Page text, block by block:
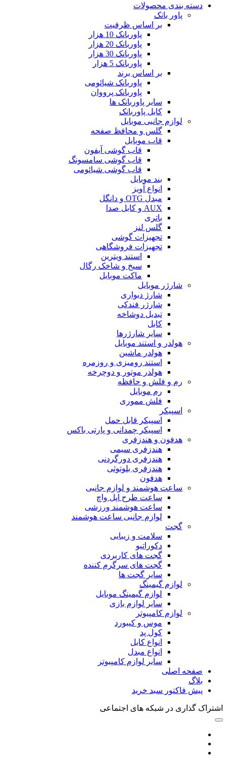
دسته بندی محصولات
پاور بانک
بر اساس ظرفیت
پاوربانک 10 هزار
پاوربانک 20 هزار
پاوربانک 30 هزار
پاوربانک 5 هزار
بر اساس برند
پاوربانک شیائومی
پاوربانک پرووان
سایر پاوربانک ها
کابل پاوربانک
لوازم جانبی موبایل
گلس و محافظ صفحه
قاب موبایل
قاب گوشی آیفون
قاب گوشی سامسونگ
قاب گوشی شیائومی
بند موبایل
انواع آویز
مبدل OTG و دانگل
AUX و کابل صدا
باتری
گلس لنز
تجهیزات گوشی
تجهیزات فروشگاهی
استند ویترین
سیخ و شاخک رگال
ماکت موبایل
شارژر موبایل
شارژ دیواری
شارژر فندکی
تبدیل دوشاخه
کابل
سایر شارژرها
هولدر و استند موبایل
هولدر ماشین
استند رومیزی و روزمره
هولدر موتور و دوچرخه
رم و فلش و حافظه
رم موبایل
فلش مموری
اسپیکر
اسپیکر قابل حمل
اسپیکر چمدانی و پارتی باکس
هدفون و هندزفری
هندزفری سیمی
هندزفری دورگردنی
هندزفری بلوتوثی
هدفون
ساعت هوشمند و لوازم جانبی
ساعت طرح اپل واچ
ساعت هوشمند ورزشی
لوازم جانبی ساعت هوشمند
گجت
سلامت و زیبایی
دکوراتیو
گجت های کاربردی
گجت های سرگرم کننده
سایر گجت ها
لوازم گیمینگ
لوازم گیمینگ موبایل
سایر لوازم بازی
لوازم کامپیوتر
موس و کیبورد
کول پد
انواع کابل
انواع مبدل
سایر لوازم کامپیوتر
صفحه اصلی
بلاگ
پیش فاکتور سبد خرید
اشتراک گذاری در شبکه های اجتماعی